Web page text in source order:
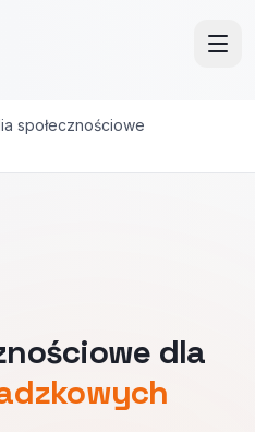
społecznościowe
dla